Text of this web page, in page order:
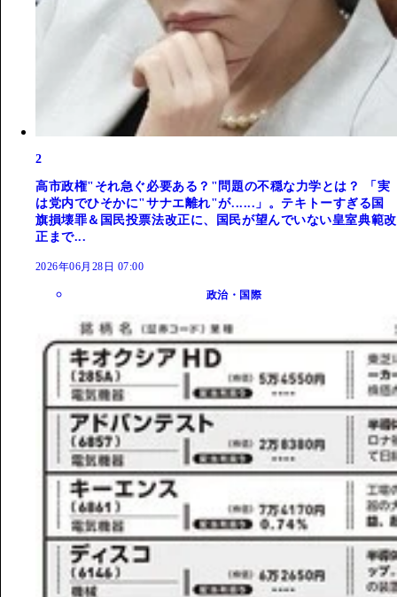
2
高市政権"それ急ぐ必要ある？"問題の不穏な力学とは？ 「実
は党内でひそかに"サナエ離れ"が......」。テキトーすぎる国
旗損壊罪＆国民投票法改正に、国民が望んでいない皇室典範改
正まで...
2026年06月28日 07:00
政治・国際